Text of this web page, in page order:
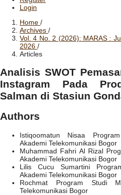
Login
Home /
Archives /
Vol. 4 No. 2 (2026): MARAS :
2026 /
Articles
Analisis SWOT
Instagram Pada
Salman di Stasiun
Authors
Istiqoomatun Nisaa
Akademi Telekomunikasi Bogor
Muhammad Fahri Al Rizal
Akademi Telekomunikasi Bogor
Lilis Cucu Sumartini
Akademi Telekomunikasi Bogor
Rochmat Program Studi
Telekomunikasi Bogor